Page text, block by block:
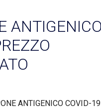
ANTIGENICO
ANTIGENICO COVID-